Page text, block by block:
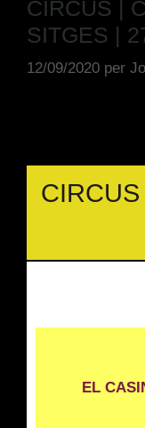
CIRCUS |
SITGES |
12/09/2020 per
EL